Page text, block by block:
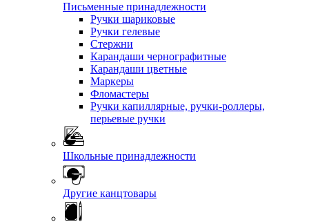
Письменные принадлежности
Ручки шариковые
Ручки гелевые
Стержни
Карандаши чернографитные
Карандаши цветные
Маркеры
Фломастеры
Ручки капиллярные, ручки-роллеры,
перьевые ручки
Школьные принадлежности
Другие канцтовары